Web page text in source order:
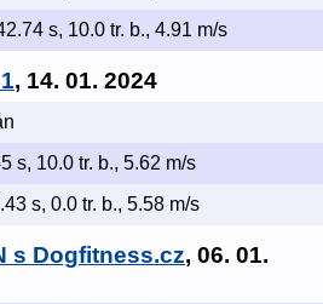
s, 10.0 tr. b., 4.91 m/s
, 14. 01. 2024
s, 10.0 tr. b., 5.62 m/s
s, 0.0 tr. b., 5.58 m/s
s Dogfitness.cz, 06. 01.